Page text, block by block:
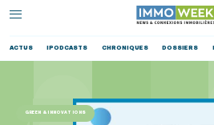
ACTUS IPODCASTS CHRONIQUES DOSSIERS
GREEN & INNOVATIONS